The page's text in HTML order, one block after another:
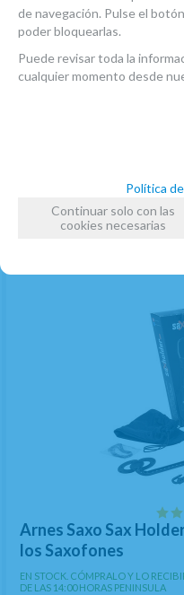
Arnes Saxo Sax
los Saxofones
EN STOCK. CÓMPRALO Y LO
DE LAS 14:00 HORAS PENINSULA
de navegación. Pulse el
poder bloquearlas.
Puede revisar toda la
cualquier momento desde
Política
Continuar solo con las
cookies necesarias